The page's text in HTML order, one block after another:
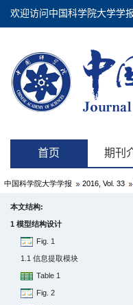
中国科学院大学学报 2016, Vol. 33
本文结构:
1 模型结构设计
Fig. 1
1.1 信息提取模块
Table 1
Fig. 2